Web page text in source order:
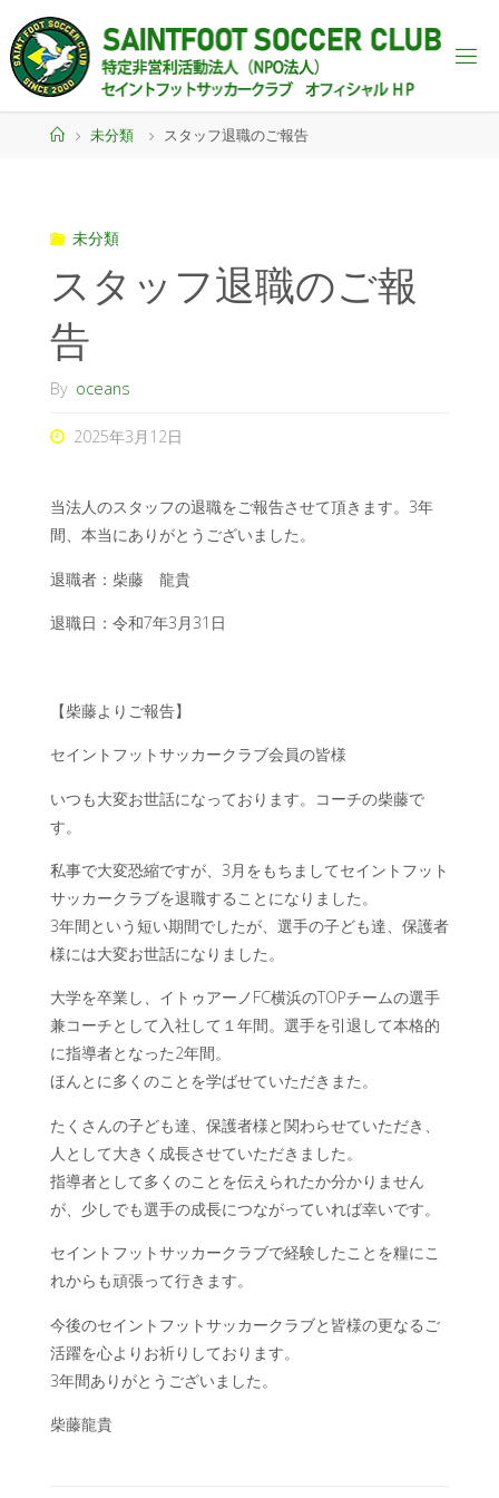
未分類 スタッフ退職のご報告
未分類
スタッフ退職のご報
告
By oceans
2025年3月12日
当法人のスタッフの退職をご報告させて頂きます。3年
間、本当にありがとうございました。
退職者：柴藤 龍貴
退職日：令和7年3月31日
【柴藤よりご報告】
セイントフットサッカークラブ会員の皆様
いつも大変お世話になっております。コーチの柴藤で
す。
私事で大変恐縮ですが、3月をもちましてセイントフット
サッカークラブを退職することになりました。
3年間という短い期間でしたが、選手の子ども達、保護者
様には大変お世話になりました。
大学を卒業し、イトゥアーノFC横浜のTOPチームの選手
兼コーチとして入社して１年間。選手を引退して本格的
に指導者となった2年間。
ほんとに多くのことを学ばせていただきまた。
たくさんの子ども達、保護者様と関わらせていただき、
人として大きく成長させていただきました。
指導者として多くのことを伝えられたか分かりません
が、少しでも選手の成長につながっていれば幸いです。
セイントフットサッカークラブで経験したことを糧にこ
れからも頑張って行きます。
今後のセイントフットサッカークラブと皆様の更なるご
活躍を心よりお祈りしております。
3年間ありがとうございました。
柴藤龍貴